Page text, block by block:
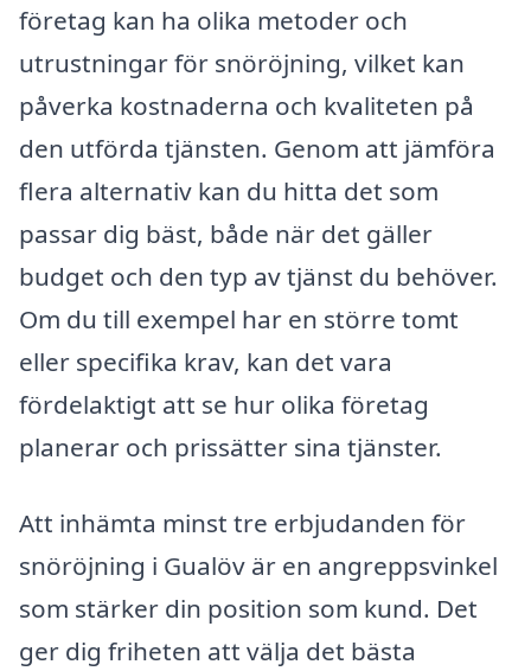
företag kan ha olika metoder och
utrustningar för snöröjning, vilket kan
påverka kostnaderna och kvaliteten på
den utförda tjänsten. Genom att jämföra
flera alternativ kan du hitta det som
passar dig bäst, både när det gäller
budget och den typ av tjänst du behöver.
Om du till exempel har en större tomt
eller specifika krav, kan det vara
fördelaktigt att se hur olika företag
planerar och prissätter sina tjänster.
Att inhämta minst tre erbjudanden för
snöröjning i Gualöv är en angreppsvinkel
som stärker din position som kund. Det
ger dig friheten att välja det bästa